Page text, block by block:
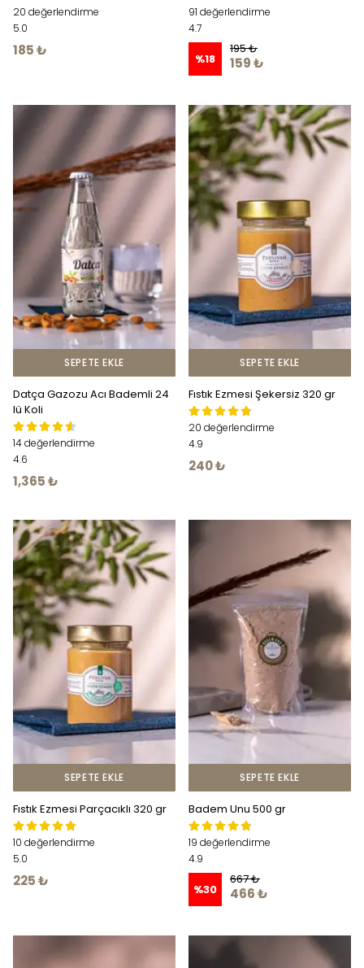
20 değerlendirme
5.0
185 ₺
91 değerlendirme
4.7
%18
195 ₺
159 ₺
SEPETE EKLE
Datça Gazozu Acı Bademli 24
lü Koli
14 değerlendirme
4.6
1,365 ₺
SEPETE EKLE
Fıstık Ezmesi Şekersiz 320 gr
20 değerlendirme
4.9
240 ₺
SEPETE EKLE
Fıstık Ezmesi Parçacıklı 320 gr
10 değerlendirme
5.0
225 ₺
SEPETE EKLE
Badem Unu 500 gr
19 değerlendirme
4.9
%30
667 ₺
466 ₺